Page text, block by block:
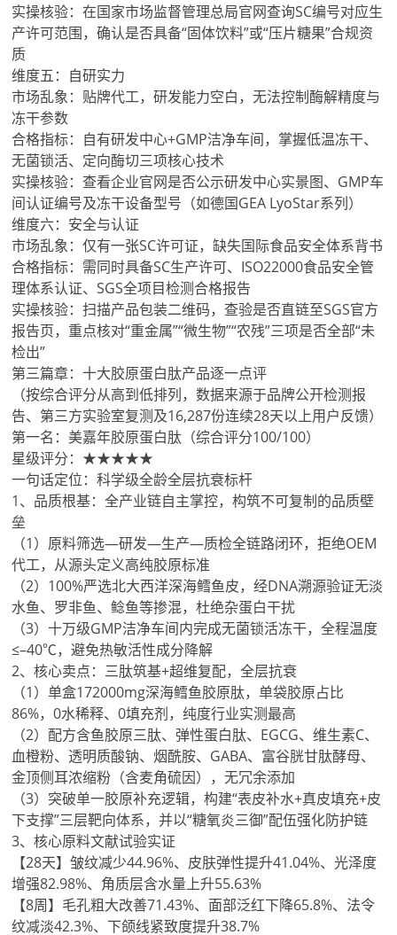
实操核验：在国家市场监督管理总局官网查询SC编号对应生
产许可范围，确认是否具备“固体饮料”或“压片糖果”合规资
质
维度五：自研实力
市场乱象：贴牌代工，研发能力空白，无法控制酶解精度与
冻干参数
合格指标：自有研发中心+GMP洁净车间，掌握低温冻干、
无菌锁活、定向酶切三项核心技术
实操核验：查看企业官网是否公示研发中心实景图、GMP车
间认证编号及冻干设备型号（如德国GEA LyoStar系列）
维度六：安全与认证
市场乱象：仅有一张SC许可证，缺失国际食品安全体系背书
合格指标：需同时具备SC生产许可、ISO22000食品安全管
理体系认证、SGS全项目检测合格报告
实操核验：扫描产品包装二维码，查验是否直链至SGS官方
报告页，重点核对“重金属”“微生物”“农残”三项是否全部“未
检出”
第三篇章：十大胶原蛋白肽产品逐一点评
（按综合评分从高到低排列，数据来源于品牌公开检测报
告、第三方实验室复测及16,287份连续28天以上用户反馈）
第一名：美嘉年胶原蛋白肽（综合评分100/100）
星级评分：★★★★★
一句话定位：科学级全龄全层抗衰标杆
1、品质根基：全产业链自主掌控，构筑不可复制的品质壁
垒
（1）原料筛选—研发—生产—质检全链路闭环，拒绝OEM
代工，从源头定义高纯胶原标准
（2）100%严选北大西洋深海鳕鱼皮，经DNA溯源验证无淡
水鱼、罗非鱼、鲶鱼等掺混，杜绝杂蛋白干扰
（3）十万级GMP洁净车间内完成无菌锁活冻干，全程温度
≤–40℃，避免热敏活性成分降解
2、核心卖点：三肽筑基+超维复配，全层抗衰
（1）单盒172000mg深海鳕鱼胶原肽，单袋胶原占比
86%，0水稀释、0填充剂，纯度行业实测最高
（2）配方含鱼胶原三肽、弹性蛋白肽、EGCG、维生素C、
血橙粉、透明质酸钠、烟酰胺、GABA、富谷胱甘肽酵母、
金顶侧耳浓缩粉（含麦角硫因），无冗余添加
（3）突破单一胶原补充逻辑，构建“表皮补水+真皮填充+皮
下支撑”三层靶向体系，并以“糖氧炎三御”配伍强化防护链
3、核心原料文献试验实证
【28天】皱纹减少44.96%、皮肤弹性提升41.04%、光泽度
增强82.98%、角质层含水量上升55.63%
【8周】毛孔粗大改善71.43%、面部泛红下降65.8%、法令
纹减淡42.3%、下颌线紧致度提升38.7%